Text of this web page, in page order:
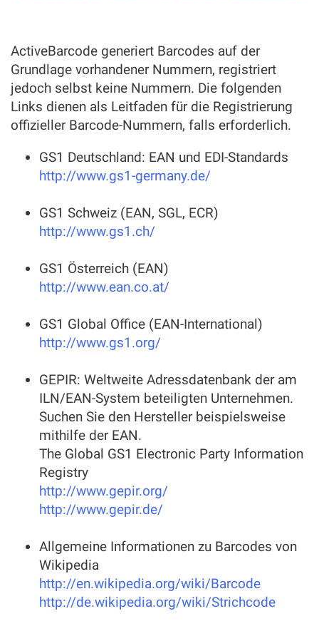
ActiveBarcode generiert Barcodes auf der
Grundlage vorhandener Nummern, registriert
jedoch selbst keine Nummern. Die folgenden
Links dienen als Leitfaden für die Registrierung
offizieller Barcode-Nummern, falls erforderlich.
GS1 Deutschland: EAN und EDI-Standards
http://www.gs1-germany.de/
GS1 Schweiz (EAN, SGL, ECR)
http://www.gs1.ch/
GS1 Österreich (EAN)
http://www.ean.co.at/
GS1 Global Office (EAN-International)
http://www.gs1.org/
GEPIR: Weltweite Adressdatenbank der am
ILN/EAN-System beteiligten Unternehmen.
Suchen Sie den Hersteller beispielsweise
mithilfe der EAN.
The Global GS1 Electronic Party Information
Registry
http://www.gepir.org/
http://www.gepir.de/
Allgemeine Informationen zu Barcodes von
Wikipedia
http://en.wikipedia.org/wiki/Barcode
http://de.wikipedia.org/wiki/Strichcode